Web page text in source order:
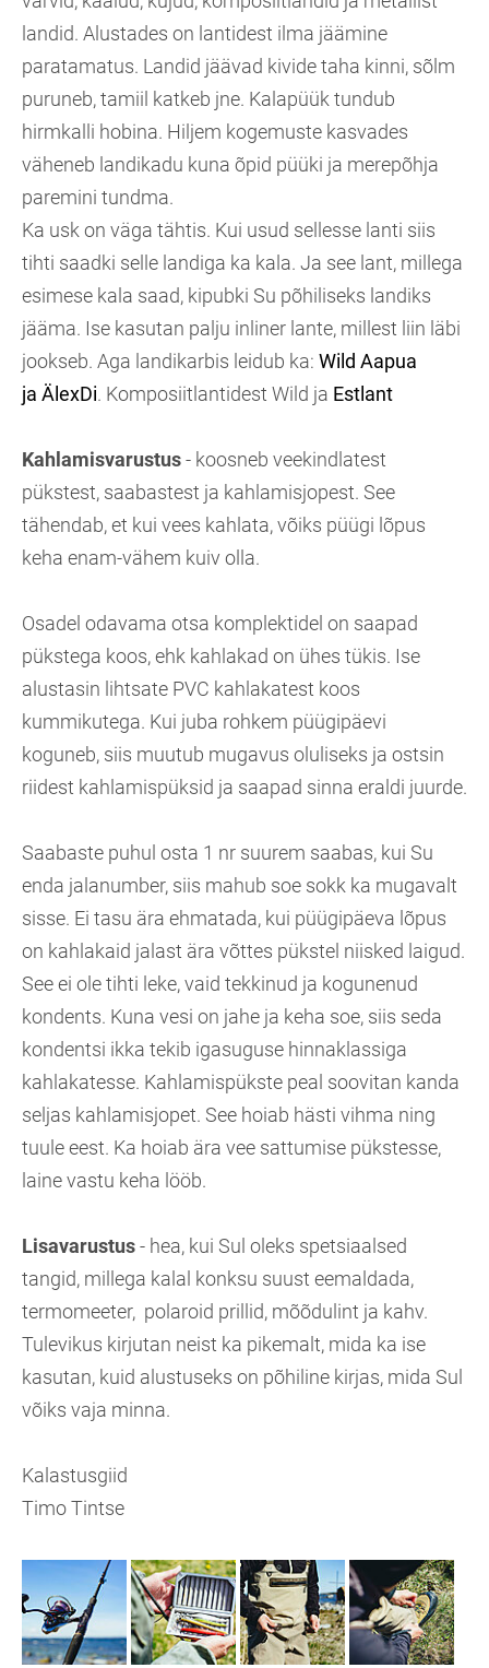
landid. Alustades on lantidest ilma jäämine
paratamatus. Landid jäävad kivide taha kinni, sõlm
puruneb, tamiil katkeb jne. Kalapüük tundub
hirmkalli hobina. Hiljem kogemuste kasvades
väheneb landikadu kuna õpid püüki ja merepõhja
paremini tundma.
Ka usk on väga tähtis. Kui usud sellesse lanti siis
tihti saadki selle landiga ka kala. Ja see lant, millega
esimese kala saad, kipubki Su põhiliseks landiks
jääma. Ise kasutan palju inliner lante, millest liin läbi
jookseb. Aga landikarbis leidub ka: Wild Aapua
ja ÄlexDi. Komposiitlantidest Wild ja Estlant
Kahlamisvarustus- koosneb veekindlatest
pükstest, saabastest ja kahlamisjopest. See
tähendab, et kui vees kahlata, võiks püügi lõpus
keha enam-vähem kuiv olla.
Osadel odavama otsa komplektidel on saapad
pükstega koos, ehk kahlakad on ühes tükis. Ise
alustasin lihtsate PVC kahlakatest koos
kummikutega. Kui juba rohkem püügipäevi
koguneb, siis muutub mugavus oluliseks ja ostsin
riidest kahlamispüksid ja saapad sinna eraldi juurde.
Saabaste puhul osta 1 nr suurem saabas, kui Su
enda jalanumber, siis mahub soe sokk ka mugavalt
sisse. Ei tasu ära ehmatada, kui püügipäeva lõpus
on kahlakaid jalast ära võttes pükstel niisked laigud.
See ei ole tihti leke, vaid tekkinud ja kogunenud
kondents. Kuna vesi on jahe ja keha soe, siis seda
kondentsi ikka tekib igasuguse hinnaklassiga
kahlakatesse. Kahlamispükste peal soovitan kanda
seljas kahlamisjopet. See hoiab hästi vihma ning
tuule eest. Ka hoiab ära vee sattumise pükstesse,
laine vastu keha lööb.
Lisavarustus- hea, kui Sul oleks spetsiaalsed
tangid, millega kalal konksu suust eemaldada,
termomeeter, polaroid prillid, mõõdulint ja kahv.
Tulevikus kirjutan neist ka pikemalt, mida ka ise
kasutan, kuid alustuseks on põhiline kirjas, mida Sul
võiks vaja minna.
Kalastusgiid
Timo Tintse